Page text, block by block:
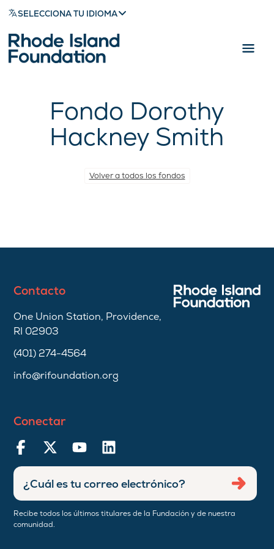
SELECCIONA TU IDIOMA
Fondo Dorothy
Hackney Smith
Volver a todos los fondos
Contacto
One Union Station, Providence,
RI 02903
(401) 274-4564
info@rifoundation.org
Conectar
Recibe todos los últimos titulares de la Fundación y de nuestra
comunidad.
Ingresar
dirección
de
correo
Enviar